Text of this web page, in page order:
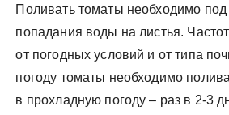
Поливать томаты необходимо под
попадания воды на листья.
от погодных условий и от типа
погоду томаты необходимо
в прохладную погоду – раз в 2-3